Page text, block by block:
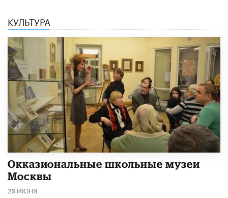
КУЛЬТУРА
​Окказиональные школьные музеи
Москвы
26 ИЮНЯ